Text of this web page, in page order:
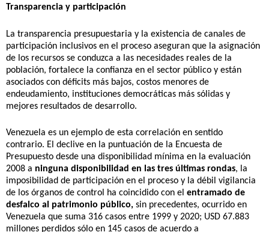
Transparencia y participación
La transparencia presupuestaria y la existencia de canales de
participación inclusivos en el proceso aseguran que la asignación
de los recursos se conduzca a las necesidades reales de la
población, fortalece la confianza en el sector público y están
asociados con déficits más bajos, costos menores de
endeudamiento, instituciones democráticas más sólidas y
mejores resultados de desarrollo.
Venezuela es un ejemplo de esta correlación en sentido
contrario. El declive en la puntuación de la Encuesta de
Presupuesto desde una disponibilidad mínima en la evaluación
2008 a ninguna disponibilidad en las tres últimas rondas, la
imposibilidad de participación en el proceso y la débil vigilancia
de los órganos de control ha coincidido con el entramado de
desfalco al patrimonio público, sin precedentes, ocurrido en
Venezuela que suma 316 casos entre 1999 y 2020; USD 67.883